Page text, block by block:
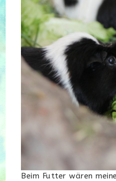
Beim Futter wären